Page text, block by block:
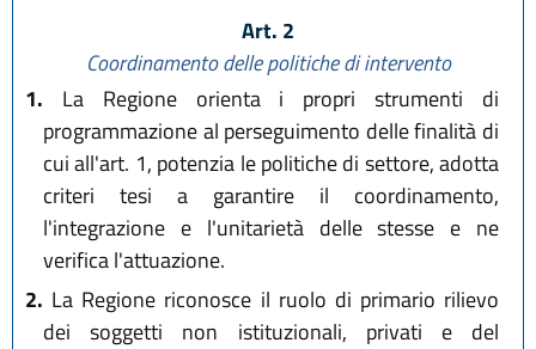
Art. 2
Coordinamento delle politiche di intervento
1. La Regione orienta i propri strumenti di
programmazione al perseguimento delle finalità di
cui all'art. 1, potenzia le politiche di settore, adotta
criteri tesi a garantire il coordinamento,
l'integrazione e l'unitarietà delle stesse e ne
verifica l'attuazione.
2. La Regione riconosce il ruolo di primario rilievo
dei soggetti non istituzionali, privati e del